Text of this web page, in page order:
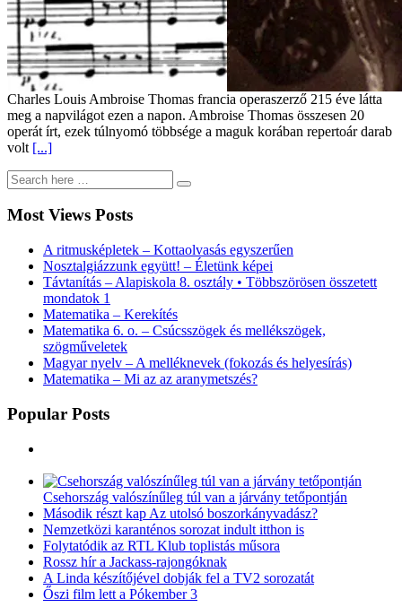
Charles Louis Ambroise Thomas francia operaszerző 215 éve látta
meg a napvilágot ezen a napon. Ambroise Thomas összesen 20
operát írt, ezek túlnyomó többsége a maguk korában repertoár darab
volt [...]
Most Views Posts
A ritmusképletek – Kottaolvasás egyszerűen
Nosztalgiázzunk együtt! – Életünk képei
Távtanítás – Alapiskola 8. osztály • Többszörösen összetett
mondatok 1
Matematika – Kerekítés
Matematika 6. o. – Csúcsszögek és mellékszögek,
szögműveletek
Magyar nyelv – A melléknevek (fokozás és helyesírás)
Matematika – Mi az az aranymetszés?
Popular Posts
Csehország valószínűleg túl van a járvány tetőpontján
Második részt kap Az utolsó boszorkányvadász?
Nemzetközi karanténos sorozat indult itthon is
Folytatódik az RTL Klub toplistás műsora
Rossz hír a Jackass-rajongóknak
A Linda készítőjével dobják fel a TV2 sorozatát
Őszi film lett a Pókember 3